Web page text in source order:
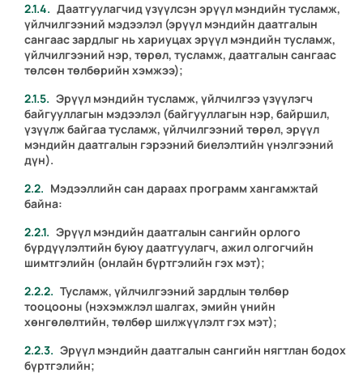
Даатгуулагчид үзүүлсэн эрүүл мэндийн тусламж,
үйлчилгээний мэдээлэл (эрүүл мэндийн даатгалын
сангаас зардлыг нь хариуцах эрүүл мэндийн тусламж,
үйлчилгээний нэр, төрөл, тусламж, даатгалын сангаас
төлсөн төлбөрийн хэмжээ);
Эрүүл мэндийн тусламж, үйлчилгээ үзүүлэгч
байгууллагын мэдээлэл (байгууллагын нэр, байршил,
үзүүлж байгаа тусламж, үйлчилгээний төрөл, эрүүл
мэндийн даатгалын гэрээний биелэлтийн үнэлгээний
дүн).
Мэдээллийн сан дараах программ хангамжтай
байна:
Эрүүл мэндийн даатгалын сангийн орлого
бүрдүүлэлтийн буюу даатгуулагч, ажил олгогчийн
шимтгэлийн (онлайн бүртгэлийн гэх мэт);
Тусламж, үйлчилгээний зардлын төлбөр
тооцооны (нэхэмжлэл шалгах, эмийн үнийн
хөнгөлөлтийн, төлбөр шилжүүлэлт гэх мэт);
Эрүүл мэндийн даатгалын сангийн нягтлан бодох
бүртгэлийн;